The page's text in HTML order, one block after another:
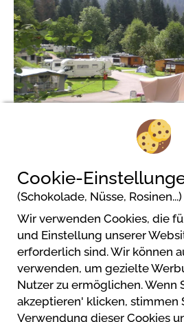
Camping Faè
S. Antonio di
38086 Madonna Di
Cookie-
(Schokolade, Nüsse, Rosinen...)
Wir verwenden Cookies, die
und Einstellung unserer
erforderlich sind. Wir können
verwenden, um gezielte
Nutzer zu ermöglichen. Wenn
akzeptieren' klicken, stimmen
Verwendung dieser Cookies